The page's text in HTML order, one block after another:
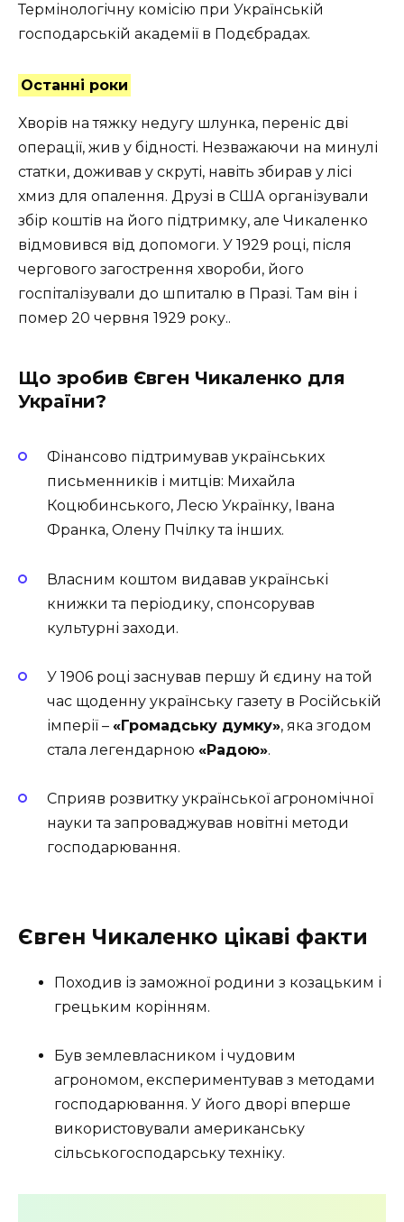
Термінологічну комісію при Українській
господарській академії в Подєбрадах.
Останні роки
Хворів на тяжку недугу шлунка, переніс дві
операції, жив у бідності. Незважаючи на минулі
статки, доживав у скруті, навіть збирав у лісі
хмиз для опалення. Друзі в США організували
збір коштів на його підтримку, але Чикаленко
відмовився від допомоги. У 1929 році, після
чергового загострення хвороби, його
госпіталізували до шпиталю в Празі. Там він і
помер 20 червня 1929 року..
Що зробив Євген Чикаленко для
України?
Фінансово підтримував українських
письменників і митців: Михайла
Коцюбинського, Лесю Українку, Івана
Франка, Олену Пчілку та інших.
Власним коштом видавав українські
книжки та періодику, спонсорував
культурні заходи.
У 1906 році заснував першу й єдину на той
час щоденну українську газету в Російській
імперії – «Громадську думку», яка згодом
стала легендарною «Радою».
Сприяв розвитку української агрономічної
науки та запроваджував новітні методи
господарювання.
Євген Чикаленко цікаві факти
Походив із заможної родини з козацьким і
грецьким корінням.
Був землевласником і чудовим
агрономом, експериментував з методами
господарювання. У його дворі вперше
використовували американську
сільськогосподарську техніку.